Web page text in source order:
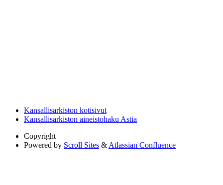
Kansallisarkiston kotisivut
Kansallisarkiston aineistohaku Astia
Copyright
Powered by Scroll Sites & Atlassian Confluence